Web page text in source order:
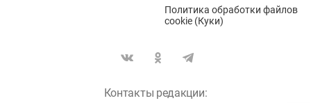
Политика обработки файлов
cookie (Куки)
Контакты редакции: